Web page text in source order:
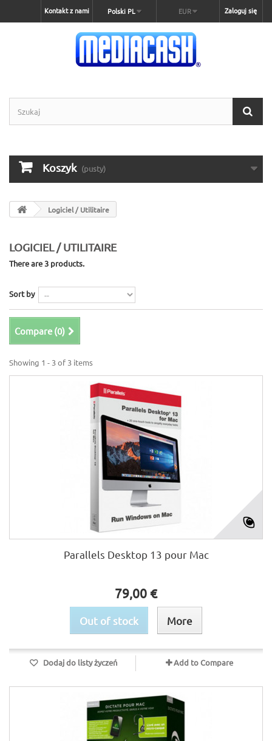
Zaloguj się
EUR
Polski PL
Kontakt z nami
Koszyk (pusty)
Logiciel / Utilitaire
LOGICIEL / UTILITAIRE
There are 3 products.
Sort by
Compare (0)
Showing 1 - 3 of 3 items
Parallels Desktop 13 pour Mac
79,00 €
Out of stock More
Dodaj do listy życzeń Add to Compare